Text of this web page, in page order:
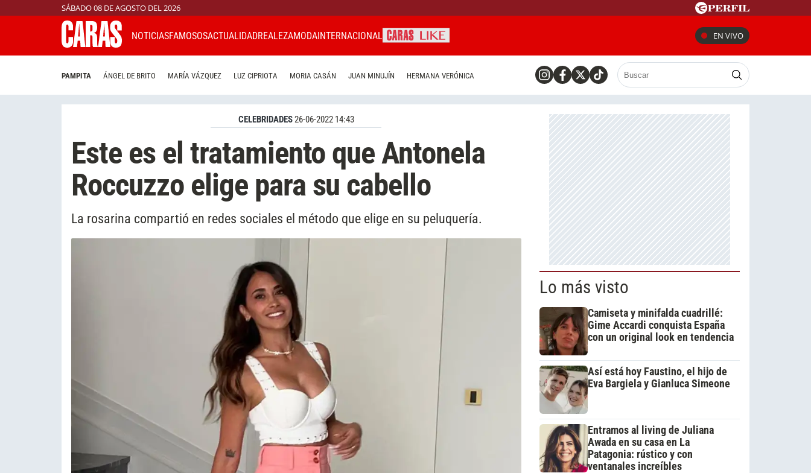
SÁBADO 08 DE AGOSTO DEL 2026
NOTICIASFAMOSOSACTUALIDADREALEZAMODAINTERNACIONAL EN VIVO
PAMPITA ÁNGEL DE BRITO MARÍA VÁZQUEZ LUZ CIPRIOTA MORIA CASÁN JUAN MINUJÍN HERMANA VERÓNICA
CELEBRIDADES26-06-2022 14:43
Este es el tratamiento que Antonela
Roccuzzo elige para su cabello
La rosarina compartió en redes sociales el método que elige en su peluquería.
Lo más visto
Camiseta y minifalda cuadrillé:
Gime Accardi conquista España
con un original look en tendencia
Así está hoy Faustino, el hijo de
Eva Bargiela y Gianluca Simeone
Entramos al living de Juliana
Awada en su casa en La
Patagonia: rústico y con
ventanales increíbles